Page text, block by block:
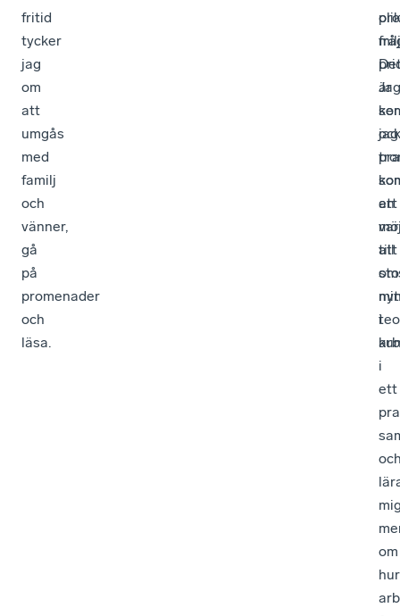
fritid
tycker
jag
om
att
umgås
med
familj
och
vänner,
gå
på
promenader
och
läsa.
Jag
ser
en
att
i
ett
om
hur
är
jag
att
till
i